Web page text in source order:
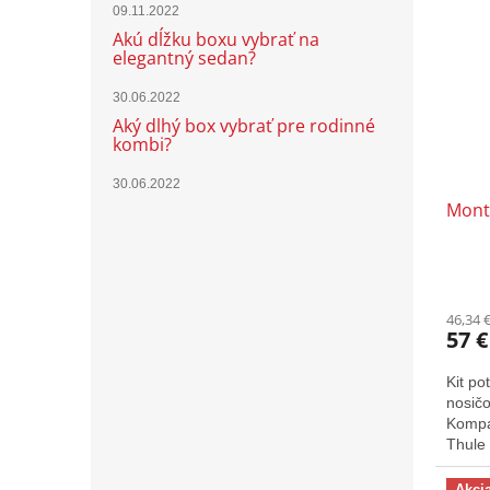
09.11.2022
Akú dĺžku boxu vybrať na
elegantný sedan?
30.06.2022
Aký dlhý box vybrať pre rodinné
kombi?
30.06.2022
46,34
57 €
Kit
Thule